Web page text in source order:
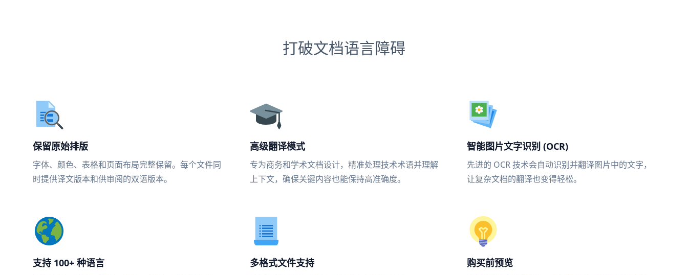
打破文档语言障碍
保留原始排版
字体、颜色、表格和页面布局完整保留。每个文件同
时提供译文版本和供审阅的双语版本。
高级翻译模式
专为商务和学术文档设计，精准处理技术术语并理解
上下文，确保关键内容也能保持高准确度。
智能图片文字识别 (OCR)
先进的 OCR 技术会自动识别并翻译图片中的文字，
让复杂文档的翻译也变得轻松。
支持 100+ 种语言 多格式文件支持 购买前预览